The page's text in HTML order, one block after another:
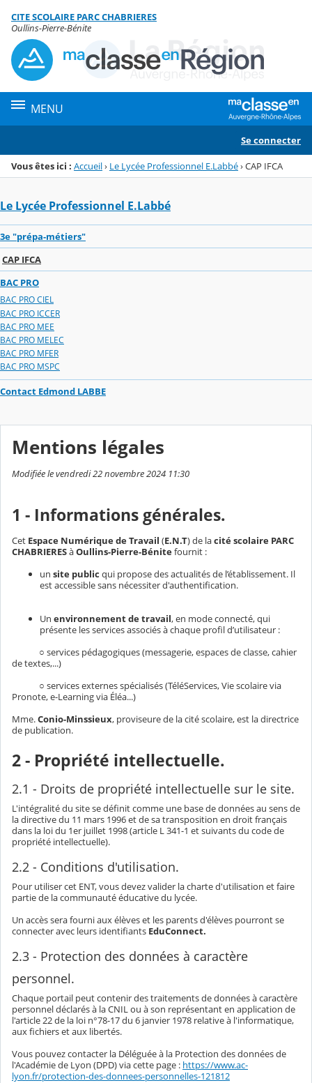
Menu de la rubrique
Contenu
CITE SCOLAIRE PARC CHABRIERES
Oullins-Pierre-Bénite
MENU
Se connecter
Vous êtes ici : Accueil› Le Lycée Professionnel E.Labbé›CAP IFCA
Le Lycée Professionnel E.Labbé
3e "prépa-métiers"
CAP IFCA
BAC PRO
BAC PRO CIEL
BAC PRO ICCER
BAC PRO MEE
BAC PRO MELEC
BAC PRO MFER
BAC PRO MSPC
Contact Edmond LABBE
Mentions légales
Modifiée le vendredi 22 novembre 2024 11:30
1 - Informations générales.
Cet Espace Numérique de Travail (E.N.T) de lacité scolaire PARC
CHABRIERESàOullins-Pierre-Bénitefournit :
un site public qui propose des actualités de l’établissement. Il
est accessible sans nécessiter d'authentification.
Un environnement de travail, en mode connecté, qui
présente les services associés à chaque profil d’utilisateur :
○ services pédagogiques (messagerie, espaces de classe, cahier
de textes,...)
○ services externes spécialisés (TéléServices, Vie scolaire via
Pronote, e-Learning via Éléa...)
Mme.Conio-Minssieux, proviseure de la cité scolaire, est la directrice
de publication.
2 - Propriété intellectuelle.
2.1 - Droits de propriété intellectuelle sur le site.
L'intégralité du site se définit comme une base de données au sens de
la directive du 11 mars 1996 et de sa transposition en droit français
dans la loi du 1er juillet 1998 (article L 341-1 et suivants du code de
propriété intellectuelle).
2.2 - Conditions d'utilisation.
Pour utiliser cet ENT, vous devez valider la charte d'utilisation et faire
partie de la communauté éducative du lycée.
Un accès sera fourni aux élèves et les parents d'élèves pourront se
connecter avec leurs identifiants EduConnect.
2.3 - Protection des données à caractère
personnel.
Chaque portail peut contenir des traitements de données à caractère
personnel déclarés à la CNIL ou à son représentant en application de
l'article 22 de la loi n°78-17 du 6 janvier 1978 relative à l'informatique,
aux fichiers et aux libertés.
Vous pouvez contacter la Déléguée à la Protection des données de
l'Académie de Lyon (DPD) via cette page : https://www.ac-
lyon.fr/protection-des-donnees-personnelles-121812